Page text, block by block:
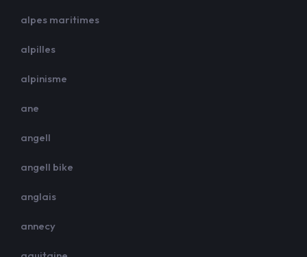
alpes maritimes
alpilles
alpinisme
ane
angell
angell bike
anglais
annecy